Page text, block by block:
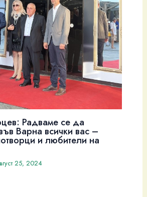
Радваме се да
Варна всички вас –
и любители на
25, 2024